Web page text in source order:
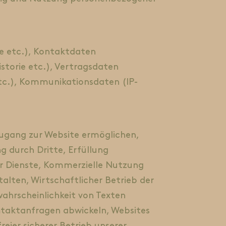
etc.), Kontaktdaten
etc.), Vertragsdaten
Kommunikationsdaten (IP-
zur Website ermöglichen,
durch Dritte, Erfüllung
Kommerzielle Nutzung
Wirtschaftlicher Betrieb der
von Texten
abwickeln, Websites